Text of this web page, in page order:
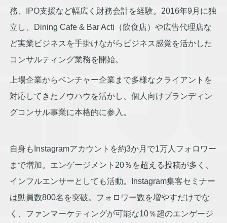
務、IPO支援など幅広く財務会計を経験。2016年9月に独
立し、Dining Cafe & Bar Acti（飲食店）や広告代理店な
ど実業ビジネスを手掛けながらビジネス感覚を活かした
コンサルティング業務を開始。
上場企業からベンチャー企業まで多様なクライアントを
対応してきたノウハウを活かし、個人向けブランディン
グコンサル事業に本格的に参入。
自身もInstagramアカウントを約3か月で1万人フォロワー
まで増加。エンゲージメント20％を超える投稿が多く、
インフルエンサーとしても活動。Instagram集客セミナー
は動員数800名を突破。フォロワー数を増やすだけでな
く、ファンマーケティングが可能な10％超のエンゲージ